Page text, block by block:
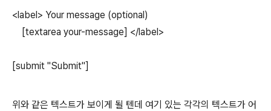
<label> Your message (optional)
[textarea your-message] </label>
[submit "Submit"]
위와 같은 텍스트가 보이게 될 텐데 여기 있는 각각의 텍스트가 어